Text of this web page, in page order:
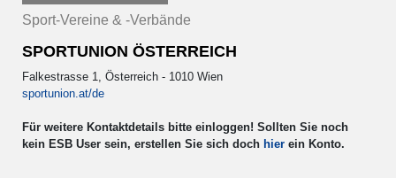
Sport-Vereine & -Verbände
SPORTUNION ÖSTERREICH
Falkestrasse 1, Österreich - 1010 Wien
sportunion.at/de
Für weitere Kontaktdetails bitte einloggen! Sollten Sie noch
kein ESB User sein, erstellen Sie sich doch hier ein Konto.